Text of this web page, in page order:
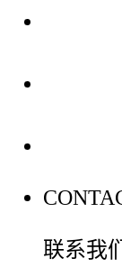
联系我们